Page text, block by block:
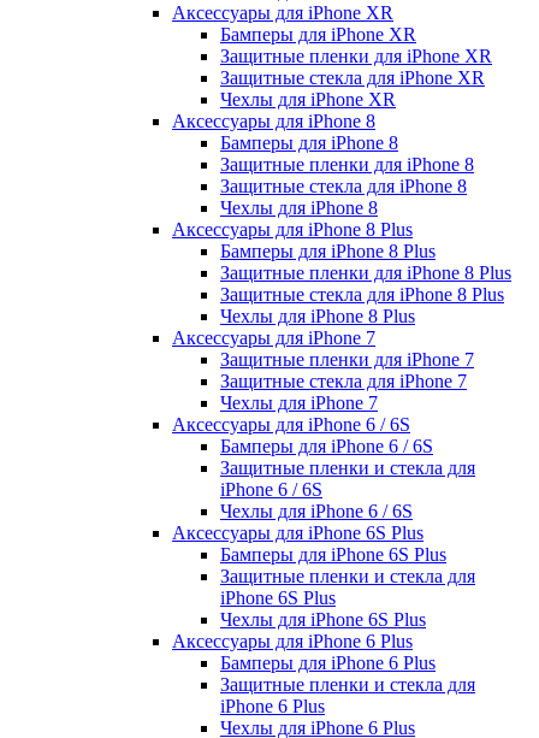
Аксессуары для iPhone XR
Бамперы для iPhone XR
Защитные пленки для iPhone XR
Защитные стекла для iPhone XR
Чехлы для iPhone XR
Аксессуары для iPhone 8
Бамперы для iPhone 8
Защитные пленки для iPhone 8
Защитные стекла для iPhone 8
Чехлы для iPhone 8
Аксессуары для iPhone 8 Plus
Бамперы для iPhone 8 Plus
Защитные пленки для iPhone 8 Plus
Защитные стекла для iPhone 8 Plus
Чехлы для iPhone 8 Plus
Аксессуары для iPhone 7
Защитные пленки для iPhone 7
Защитные стекла для iPhone 7
Чехлы для iPhone 7
Аксессуары для iPhone 6 / 6S
Бамперы для iPhone 6 / 6S
Защитные пленки и стекла для
iPhone 6 / 6S
Чехлы для iPhone 6 / 6S
Аксессуары для iPhone 6S Plus
Бамперы для iPhone 6S Plus
Защитные пленки и стекла для
iPhone 6S Plus
Чехлы для iPhone 6S Plus
Аксессуары для iPhone 6 Plus
Бамперы для iPhone 6 Plus
Защитные пленки и стекла для
iPhone 6 Plus
Чехлы для iPhone 6 Plus